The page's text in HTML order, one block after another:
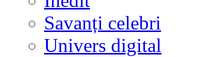
Savanți celebri
Univers digital